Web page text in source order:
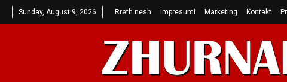
Sunday, August 9, 2026 Rreth nesh Impresumi Marketing Kontakt